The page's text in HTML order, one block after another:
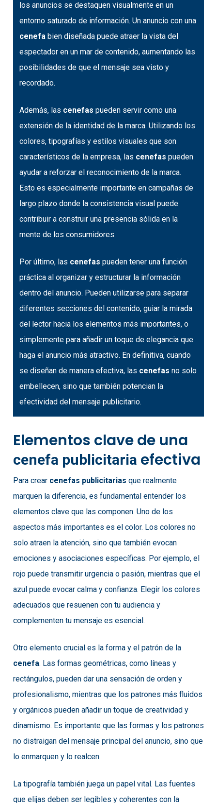
los anuncios se destaquen visualmente en un
entorno saturado de información. Un anuncio con una
cenefa bien diseñada puede atraer la vista del
espectador en un mar de contenido, aumentando las
posibilidades de que el mensaje sea visto y
recordado.
Además, las cenefas pueden servir como una
extensión de la identidad de la marca. Utilizando los
colores, tipografías y estilos visuales que son
característicos de la empresa, las cenefas pueden
ayudar a reforzar el reconocimiento de la marca.
Esto es especialmente importante en campañas de
largo plazo donde la consistencia visual puede
contribuir a construir una presencia sólida en la
mente de los consumidores.
Por último, las cenefas pueden tener una función
práctica al organizar y estructurar la información
dentro del anuncio. Pueden utilizarse para separar
diferentes secciones del contenido, guiar la mirada
del lector hacia los elementos más importantes, o
simplemente para añadir un toque de elegancia que
haga el anuncio más atractivo. En definitiva, cuando
se diseñan de manera efectiva, las cenefas no solo
embellecen, sino que también potencian la
efectividad del mensaje publicitario.
Elementos clave de una
cenefa publicitaria efectiva
Para crear cenefas publicitarias que realmente
marquen la diferencia, es fundamental entender los
elementos clave que las componen. Uno de los
aspectos más importantes es el color. Los colores no
solo atraen la atención, sino que también evocan
emociones y asociaciones específicas. Por ejemplo, el
rojo puede transmitir urgencia o pasión, mientras que el
azul puede evocar calma y confianza. Elegir los colores
adecuados que resuenen con tu audiencia y
complementen tu mensaje es esencial.
Otro elemento crucial es la forma y el patrón de la
cenefa. Las formas geométricas, como líneas y
rectángulos, pueden dar una sensación de orden y
profesionalismo, mientras que los patrones más fluidos
y orgánicos pueden añadir un toque de creatividad y
dinamismo. Es importante que las formas y los patrones
no distraigan del mensaje principal del anuncio, sino que
lo enmarquen y lo realcen.
La tipografía también juega un papel vital. Las fuentes
que elijas deben ser legibles y coherentes con la